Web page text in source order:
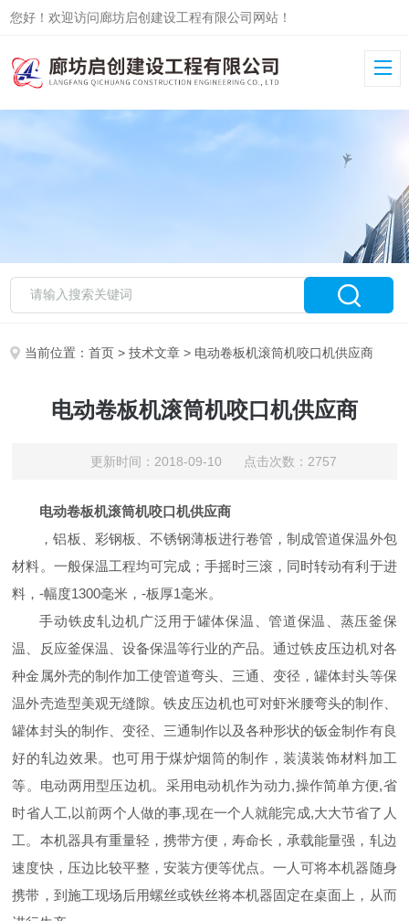
您好！欢迎访问廊坊启创建设工程有限公司网站！
当前位置：首页 >技术文章 > 电动卷板机滚筒机咬口机供应商
电动卷板机滚筒机咬口机供应商
更新时间：2018-09-10 点击次数：2757
电动卷板机滚筒机咬口机供应商
，铝板、彩钢板、不锈钢薄板进行卷管，制成管道保温外包
材料。一般保温工程均可完成；手摇时三滚，同时转动有利于进
料，-幅度1300毫米，-板厚1毫米。
手动铁皮轧边机广泛用于罐体保温、管道保温、蒸压釜保
温、反应釜保温、设备保温等行业的产品。通过铁皮压边机对各
种金属外壳的制作加工使管道弯头、三通、变径，罐体封头等保
温外壳造型美观无缝隙。铁皮压边机也可对虾米腰弯头的制作、
罐体封头的制作、变径、三通制作以及各种形状的钣金制作有良
好的轧边效果。也可用于煤炉烟筒的制作，装潢装饰材料加工
等。电动两用型压边机。采用电动机作为动力,操作简单方便,省
时省人工,以前两个人做的事,现在一个人就能完成,大大节省了人
工。本机器具有重量轻，携带方便，寿命长，承载能量强，轧边
速度快，压边比较平整，安装方便等优点。一人可将本机器随身
携带，到施工现场后用螺丝或铁丝将本机器固定在桌面上，从而